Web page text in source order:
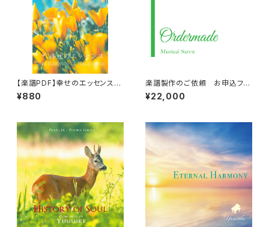
【楽譜PDF】幸せのエッセンス・
ピアノソロ楽譜／"The Essen
ce of Happiness" Peacefu
¥880
楽譜製作のご依頼 お申込フォ
ーム
¥22,000